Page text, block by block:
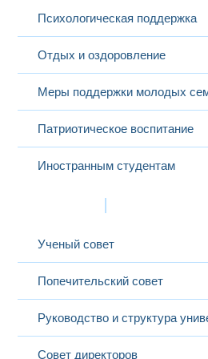
Психологическая поддержка
Отдых и оздоровление
Меры поддержки молодых
Патриотическое воспитание
Иностранным студентам
Ученый совет
Попечительский совет
Руководство и структура
Совет директоров